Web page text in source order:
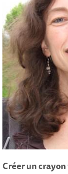
Créer un